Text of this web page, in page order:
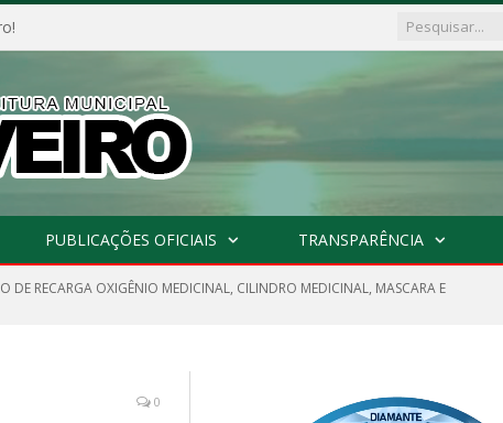
PUBLICAÇÕES OFICIAIS TRANSPARÊNCIA
DE RECARGA OXIGÊNIO MEDICINAL, CILINDRO MEDICINAL, MASCARA E
0